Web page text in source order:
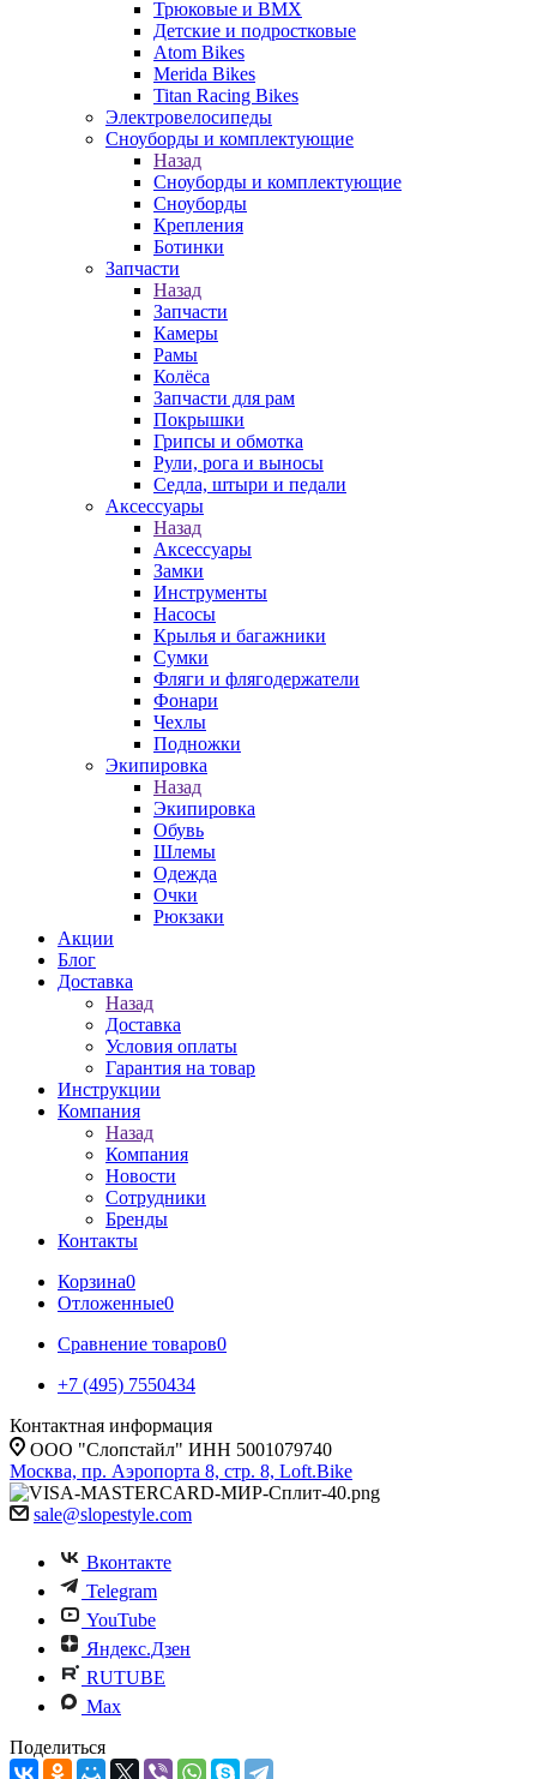
Трюковые и BMX
Детские и подростковые
Atom Bikes
Merida Bikes
Titan Racing Bikes
Электровелосипеды
Cноуборды и комплектующие
Назад
Cноуборды и комплектующие
Сноуборды
Крепления
Ботинки
Запчасти
Назад
Запчасти
Камеры
Рамы
Колёса
Запчасти для рам
Покрышки
Грипсы и обмотка
Рули, рога и выносы
Седла, штыри и педали
Аксессуары
Назад
Аксессуары
Замки
Инструменты
Насосы
Крылья и багажники
Сумки
Фляги и флягодержатели
Фонари
Чехлы
Подножки
Экипировка
Назад
Экипировка
Обувь
Шлемы
Одежда
Очки
Рюкзаки
Акции
Блог
Доставка
Назад
Доставка
Условия оплаты
Гарантия на товар
Инструкции
Компания
Назад
Компания
Новости
Сотрудники
Бренды
Контакты
Корзина0
Отложенные0
Сравнение товаров0
+7 (495) 7550434
Контактная информация
ООО "Слопстайл" ИНН 5001079740
Москва, пр. Аэропорта 8, стр. 8, Loft.Bike
sale@slopestyle.com
Вконтакте
Telegram
YouTube
Яндекс.Дзен
RUTUBE
Max
Поделиться